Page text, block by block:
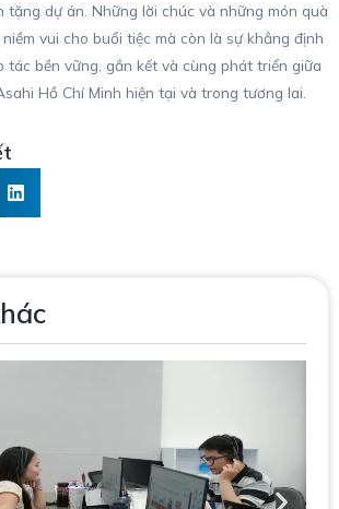
tặng dự án. Những lời chúc và những món quà
vui cho buổi tiệc mà còn là sự khẳng định
tác bền vững, gắn kết và cùng phát triển giữa
Hồ Chí Minh hiện tại và trong tương lai.